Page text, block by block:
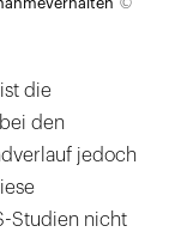
die
den
jedoch
Studien nicht